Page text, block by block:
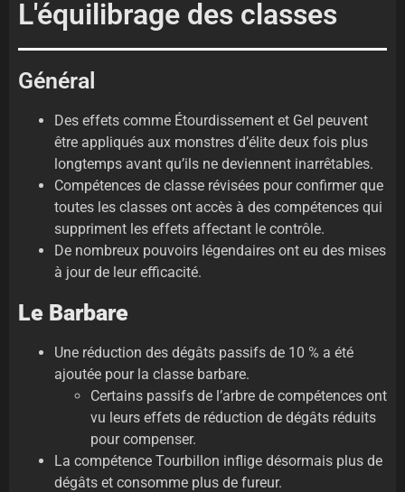
L'équilibrage des classes
Général
Des effets comme Étourdissement et Gel peuvent
être appliqués aux monstres d’élite deux fois plus
longtemps avant qu’ils ne deviennent inarrêtables.
Compétences de classe révisées pour confirmer que
toutes les classes ont accès à des compétences qui
suppriment les effets affectant le contrôle.
De nombreux pouvoirs légendaires ont eu des mises
à jour de leur efficacité.
Le Barbare
Une réduction des dégâts passifs de 10 % a été
ajoutée pour la classe barbare.
Certains passifs de l’arbre de compétences ont
vu leurs effets de réduction de dégâts réduits
pour compenser.
La compétence Tourbillon inflige désormais plus de
dégâts et consomme plus de fureur.